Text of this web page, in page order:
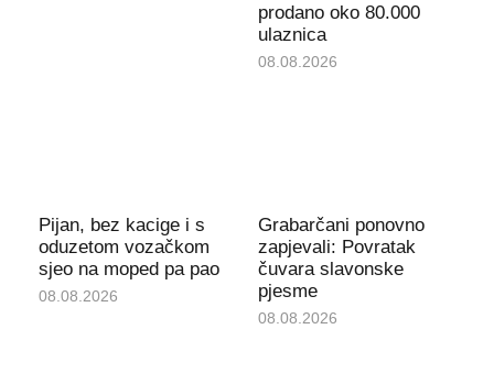
prodano oko 80.000
ulaznica
08.08.2026
Pijan, bez kacige i s
oduzetom vozačkom
sjeo na moped pa pao
08.08.2026
Grabarčani ponovno
zapjevali: Povratak
čuvara slavonske
pjesme
08.08.2026